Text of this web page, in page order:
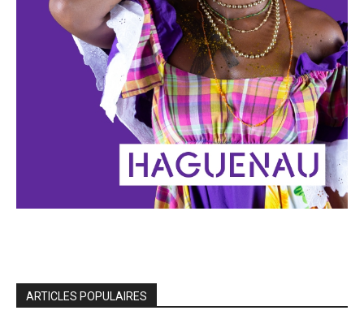
ARTICLES POPULAIRES